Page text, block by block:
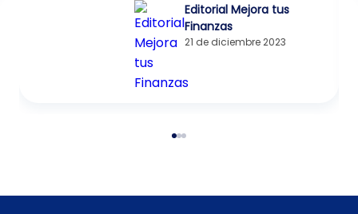
Editorial Mejora tus
Finanzas
21 de diciembre 2023